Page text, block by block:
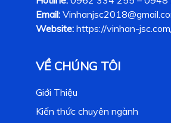
Email:
Website: https://vinhan-
VỀ CHÚNG TÔI
Giới Thiệu
Kiến thức chuyên ngành